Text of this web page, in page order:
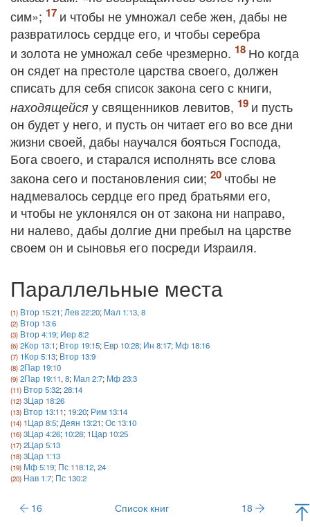
сим»;
и чтобы не умножал себе жен, дабы не
развратилось сердце его, и чтобы серебра
и золота не умножал себе чрезмерно.
Но когда
он сядет на престоле царства своего, должен
списать для себя список закона сего с книги,
находящейся у священников левитов,
и пусть
он будет у него, и пусть он читает его во все дни
жизни своей, дабы научался бояться Господа,
Бога своего, и старался исполнять все слова
закона сего и постановления сии;
чтобы не
надмевалось сердце его пред братьями его,
и чтобы не уклонялся он от закона ни направо,
ни налево, дабы долгие дни пребыл на царстве
своем он и сыновья его посреди Израиля.
Параллельные места
Втор 15:21; Лев 22:20; Мал 1:13, 8
Втор 13:6
Втор 4:19; Иер 8:2
2Кор 13:1; Втор 19:15; Евр 10:28; Ин 8:17; Мф 18:16
1Кор 5:13; Втор 13:9
2Пар 19:10
2Пар 19:11, 8; Мал 2:7; Мф 23:3
Втор 5:32;28:14
3Цар 18:26
Втор 13:11; 19:20; Рим 13:14
1Цар 8:5; Деян 13:21;Ос 13:10
3Цар 4:26; 10:28; 1Цар 10:25
2Цар 5:13
3Цар 1:13
Мф 5:19; Пс 118:12, 24
Нав 1:7; Пс 130:2
16 Список книг 18